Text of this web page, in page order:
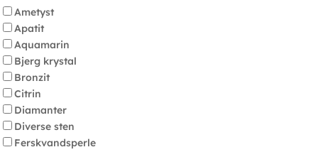
Ametyst
Apatit
Aquamarin
Bjerg krystal
Bronzit
Citrin
Diamanter
Diverse sten
Ferskvandsperle